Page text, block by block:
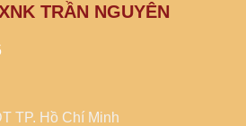
TRẦN NGUYÊN
TP. Hồ Chí Minh